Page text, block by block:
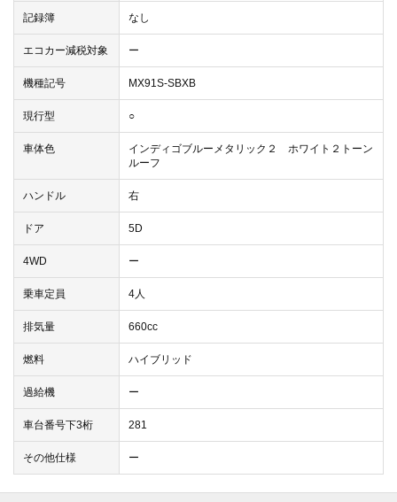
記録簿 なし
エコカー減税対象 ー
機種記号 MX91S-SBXB
現行型 ○
車体色
インディゴブルーメタリック２ ホワイト２トーン
ルーフ
ハンドル 右
ドア 5D
4WD ー
乗車定員 4人
排気量 660cc
燃料 ハイブリッド
過給機 ー
車台番号下3桁 281
その他仕様 ー